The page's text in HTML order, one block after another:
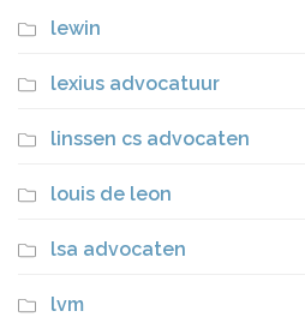
lewin
lexius advocatuur
linssen cs advocaten
louis de leon
lsa advocaten
lvm